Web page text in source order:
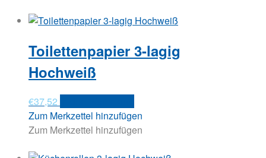
Toilettenpapier 3-lagig
Hochweiß
€37,52
Zum Merkzettel hinzufügen
Zum Merkzettel hinzufügen